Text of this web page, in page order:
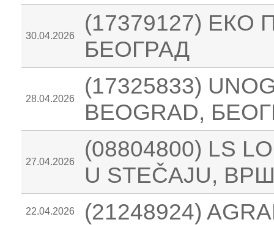
30.04.2026
(17379127) ЕКО
БЕОГРАД
28.04.2026
(17325833)
BEOGRAD,
27.04.2026
(08804800) LS
U STEČAJU,
22.04.2026 (21248924)